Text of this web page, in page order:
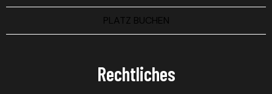
PLATZ BUCHEN
Rechtliches